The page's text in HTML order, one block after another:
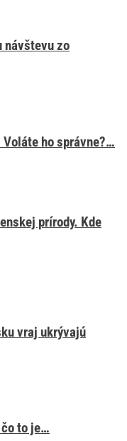
návštevu zo
ho správne?…
prírody. Kde
vraj ukrývajú
čo to je…